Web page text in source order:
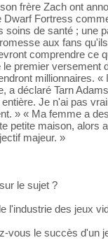
frère Zach ont
Dwarf Fortress
soins de santé ; une
aux fans
comprendre ce
premier versement
millionnaires. «
a déclaré Tarn
Je n'ai pas
» « Ma femme a
petite maison, alors
majeur. »
le sujet ?
l'industrie des jeux
vous le succès d'un